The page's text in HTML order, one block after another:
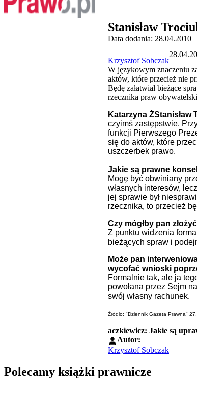
Stanisław
Data dodania: 28.04.2010 |
Krzysztof Sobczak
W językowym znaczeniu
aktów, które przecież nie
Będę załatwiał bieżące
rzecznika praw
Katarzyna ŻStanisław
czyimś zastępstwie.
funkcji Pierwszego
się do aktów, które
uszczerbek prawo.
Jakie są prawne
Mogę być obwiniany
własnych interesów,
jej sprawie był
rzecznika, to przecież
Czy mógłby pan
Z punktu widzenia
bieżących spraw i
Może pan
wycofać wnioski
Formalnie tak, ale ja
powołana przez Sejm
swój własny rachunek.
Źródło: "Dziennik Gazeta Prawna"
aczkiewicz: Jakie są
Autor:
Krzysztof Sobczak
Polecamy książki prawnicze